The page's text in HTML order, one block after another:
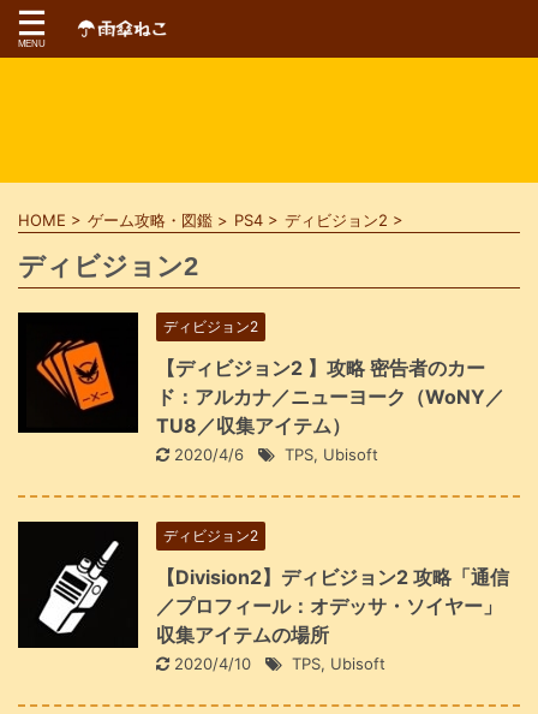
HOME > ゲーム攻略・図鑑 > PS4 > ディビジョン2 >
ディビジョン2
ディビジョン2
【ディビジョン2 】攻略 密告者のカー
ド：アルカナ／ニューヨーク（WoNY／
TU8／収集アイテム）
2020/4/6 TPS, Ubisoft
ディビジョン2
【Division2】ディビジョン2 攻略「通信
／プロフィール：オデッサ・ソイヤー」
収集アイテムの場所
2020/4/10 TPS, Ubisoft